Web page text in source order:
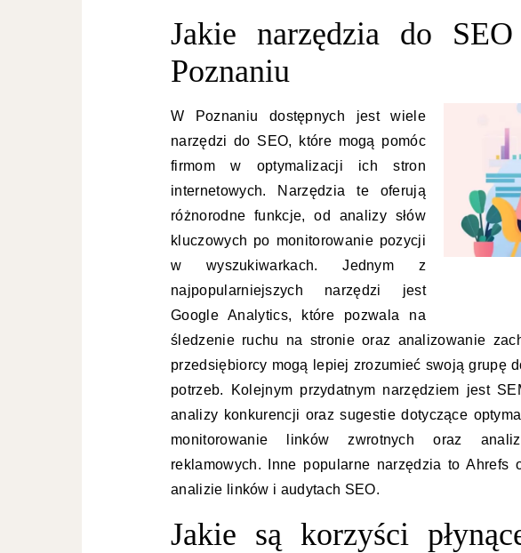
Jakie narzędzia do
Poznaniu
W Poznaniu dostępnych jest wiele
narzędzi do SEO, które mogą pomóc
firmom w optymalizacji ich stron
internetowych. Narzędzia te oferują
różnorodne funkcje, od analizy słów
kluczowych po monitorowanie pozycji
w wyszukiwarkach. Jednym z
najpopularniejszych narzędzi jest
Google Analytics, które pozwala na
śledzenie ruchu na stronie oraz analizowanie
przedsiębiorcy mogą lepiej zrozumieć swoją grupę
potrzeb. Kolejnym przydatnym narzędziem jest
analizy konkurencji oraz sugestie dotyczące
monitorowanie linków zwrotnych oraz
reklamowych. Inne popularne narzędzia to
analizie linków i audytach SEO.
Jakie są korzyści